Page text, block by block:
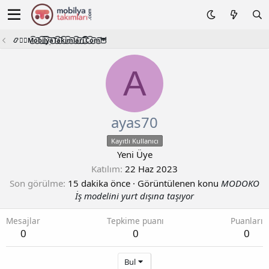
📿🧙‍♂️M͜͡o͜͡b͜͡i͜͡l͜͡y͜͡a͜͡T͜͡a͜͡k͜͡i͜͡m͜͡l͜͡a͜͡r͜͡i͜͡.͜͡C͜͡o͜͡m͜͡🦉
A
ayas70
Kayıtlı Kullanıcı
Yeni Üye
Katılım 22 Haz 2023
Son görülme 15 dakika önce · Görüntülenen konu MODOKO
İş modelini yurt dışına taşıyor
Mesajlar
0
Tepkime puanı
0
Puanları
0
Bul